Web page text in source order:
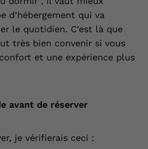
d’hébergement qui va
le quotidien. C’est là que
très bien convenir si vous
et une expérience plus
avant de réserver
je vérifierais ceci :